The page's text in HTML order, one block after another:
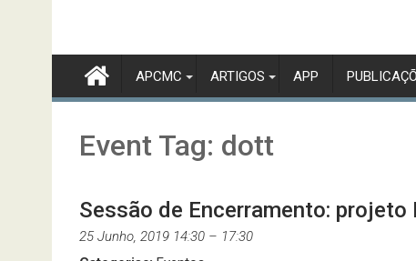
APCMC ARTIGOS APP
Event Tag: dott
Sessão de Encerramento:
25 Junho, 2019 14:30 – 17:30